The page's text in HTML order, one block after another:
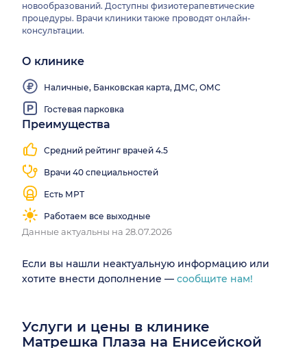
новообразований. Доступны физиотерапевтические
процедуры. Врачи клиники также проводят онлайн-
консультации.
О клинике
Наличные, Банковская карта, ДМС, ОМС
Гостевая парковка
Преимущества
Средний рейтинг врачей 4.5
Врачи 40 специальностей
Есть МРТ
Работаем все выходные
Данные актуальны на 28.07.2026
Если вы нашли неактуальную информацию или
хотите внести дополнение — сообщите нам!
Услуги и цены в клинике
Матрешка Плаза на Енисейской